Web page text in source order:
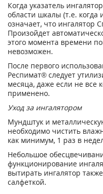
Когда указатель
области шкалы (т.е. когда
означает, что ингалятор
Произойдет
этого момента времени
невозможен.
После первого
Респимат® следует
месяца, даже если не все
применено.
Уход за ингалятором
Мундштук и
необходимо чистить
как минимум, 1 раз в
Небольшое
функционирование
вытирать ингалятор
салфеткой.